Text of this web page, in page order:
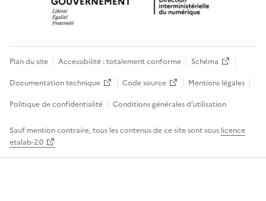
Plan du site Accessibilité : totalement conforme
Schéma
Documentation technique
Code source
Mentions légales
Politique de confidentialité
Conditions générales d’utilisation
Sauf mention contraire, tous les contenus de ce site sont sous licence
etalab-2.0